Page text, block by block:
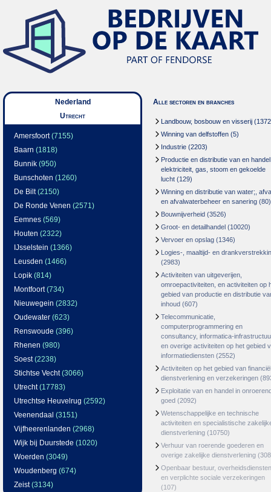
Nederland
Utrecht
Amersfoort(7155)
Baarn (1818)
Bunnik (950)
Bunschoten (1260)
De Bilt(2150)
De Ronde Venen (2571)
Eemnes (569)
Houten (2322)
IJsselstein (1366)
Leusden (1466)
Lopik (814)
Montfoort(734)
Nieuwegein (2832)
Oudewater (623)
Renswoude (396)
Rhenen (980)
Soest(2238)
Stichtse Vecht(3066)
Utrecht(17783)
Utrechtse Heuvelrug (2592)
Veenendaal (3151)
Vijfheerenlanden (2968)
Wijk bij Duurstede (1020)
Woerden (3049)
Woudenberg (674)
Zeist(3134)
Alle sectoren en branches
Landbouw, bosbouw en visserij
Winning van delfstoffen (5)
Industrie (2203)
Productie en distributie van en
elektriciteit, gas, stoom en gekoelde
lucht (129)
Winning en distributie van water;,
en afvalwaterbeheer en sanering (80)
Bouwnijverheid (3526)
Groot- en detailhandel (10020)
Vervoer en opslag (1346)
Logies-, maaltijd- en
(2983)
Activiteiten van uitgeverijen,
omroepactiviteiten, en activiteiten op
gebied van productie en distributie
inhoud (607)
Telecommunicatie,
computerprogrammering en
consultancy, informatica-
en overige activiteiten op het gebied
informatiediensten (2552)
Activiteiten op het gebied van
dienstverlening en verzekeringen
Exploitatie van en handel in
goed (2092)
Wetenschappelijke en technische
activiteiten en specialistische
dienstverlening (10750)
Verhuur van roerende goederen en
overige zakelijke dienstverlening
Openbaar bestuur, overheidsdiensten
en verplichte sociale verzekeringen
(107)